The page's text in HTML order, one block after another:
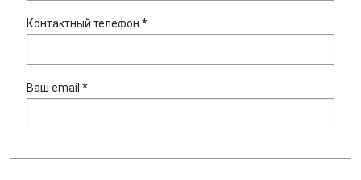
Контактный телефон *
Ваш email *